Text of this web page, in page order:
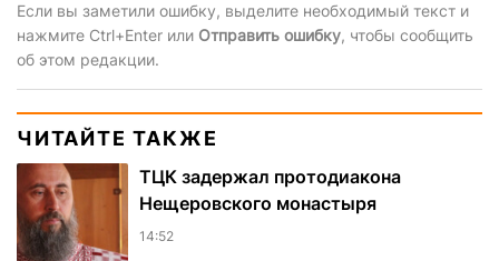
Если вы заметили ошибку, выделите необходимый текст и
нажмите Ctrl+Enter или Отправить ошибку, чтобы сообщить
об этом редакции.
ЧИТАЙТЕ ТАКЖЕ
ТЦК задержал протодиакона
Нещеровского монастыря
14:52